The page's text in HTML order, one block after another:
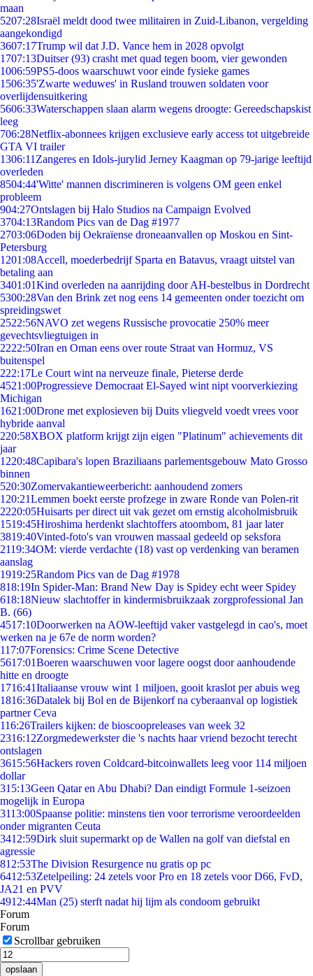
maan
5207:28Israël meldt dood twee militairen in Zuid-Libanon, vergelding
aangekondigd
3607:17Trump wil dat J.D. Vance hem in 2028 opvolgt
1707:13Duitser (93) crasht met quad tegen boom, vier gewonden
1006:59PS5-doos waarschuwt voor einde fysieke games
1506:35'Zwarte weduwes' in Rusland trouwen soldaten voor
overlijdensuitkering
5606:33Waterschappen slaan alarm wegens droogte: Gereedschapskist
leeg
706:28Netflix-abonnees krijgen exclusieve early access tot uitgebreide
GTA VI trailer
1306:11 Zangeres en Idols-jurylid Jerney Kaagman op 79-jarige leeftijd
overleden
8504:44'Witte' mannen discrimineren is volgens OM geen enkel
probleem
904:27Ontslagen bij Halo Studios na Campaign Evolved
3704:13Random Pics van de Dag #1977
2703:06Doden bij Oekraïense droneaanvallen op Moskou en Sint-
Petersburg
1201:08Accell, moederbedrijf Sparta en Batavus, vraagt uitstel van
betaling aan
3401:01Kind overleden na aanrijding door AH-bestelbus in Dordrecht
5300:28Van den Brink zet nog eens 14 gemeenten onder toezicht om
spreidingswet
2522:56NAVO zet wegens Russische provocatie 250% meer
gevechtsvliegtuigen in
2222:50Iran en Oman eens over route Straat van Hormuz, VS
buitenspel
222:17Le Court wint na nerveuze finale, Pieterse derde
4521:00Progressieve Democraat El-Sayed wint nipt voorverkiezing
Michigan
1621:00Drone met explosieven bij Duits vliegveld voedt vrees voor
hybride aanval
220:58XBOX platform krijgt zijn eigen "Platinum" achievements dit
jaar
1220:48Capibara's lopen Braziliaans parlementsgebouw Mato Grosso
binnen
520:30Zomervakantieweerbericht: aanhoudend zomers
1 20:21Lemmen boekt eerste profzege in zware Ronde van Polen-rit
2220:05Huisarts per direct uit vak gezet om ernstig alcoholmisbruik
1519:45Hiroshima herdenkt slachtoffers atoombom, 81 jaar later
3819:40Vinted-foto's van vrouwen massaal gedeeld op seksfora
2119:34OM: vierde verdachte (18) vast op verdenking van beramen
aanslag
1919:25Random Pics van de Dag #1978
818:19In Spider-Man: Brand New Day is Spidey echt weer Spidey
618:18Nieuw slachtoffer in kindermisbruikzaak zorgprofessional Jan
B. (66)
4517:10Doorwerken na AOW-leeftijd vaker vastgelegd in cao's, moet
werken na je 67e de norm worden?
117:07Forensics: Crime Scene Detective
5617:01Boeren waarschuwen voor lagere oogst door aanhoudende
hitte en droogte
1716:41Italiaanse vrouw wint 1 miljoen, gooit kraslot per abuis weg
1816:36Datalek bij Bol en de Bijenkorf na cyberaanval op logistiek
partner Ceva
116:26Trailers kijken: de bioscoopreleases van week 32
2316:12Zorgmedewerkster die 's nachts haar vriend bezocht terecht
ontslagen
3615:56Hackers roven Coldcard-bitcoinwallets leeg voor 114 miljoen
dollar
315:13Geen Qatar en Abu Dhabi? Dan eindigt Formule 1-seizoen
mogelijk in Europa
3113:00Spaanse politie: minstens tien voor terrorisme veroordeelden
onder migranten Ceuta
3412:59Dirk sluit supermarkt op de Wallen na golf van diefstal en
agressie
812:53The Division Resurgence nu gratis op pc
6412:53Zetelpeiling: 24 zetels voor Pro en 18 zetels voor D66, FvD,
JA21 en PVV
4912:44Man (25) sterft nadat hij lijm als condoom gebruikt
Forum
Forum
Scrollbar gebruiken
opslaan